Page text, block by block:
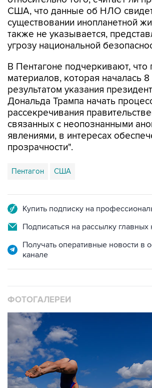
также не указывается,
угрозу национальной
В Пентагоне подчеркивают, что
результатом указания
Дональда Трампа начать
рассекречивания
связанных с неопознанными
явлениями, в интересах
прозрачности".
Пентагон США
Подписаться на рассылку главных
Получать оперативные новости в